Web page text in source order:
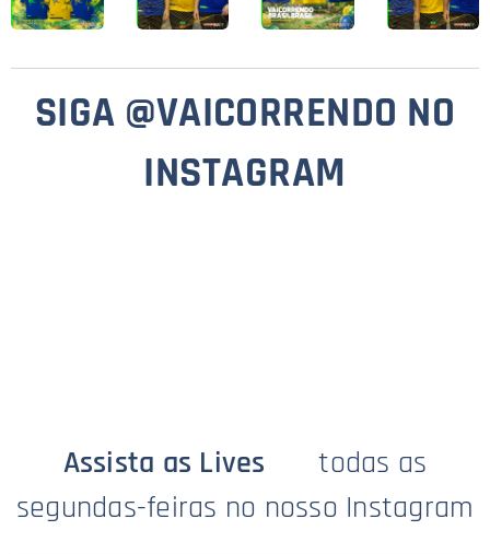
SIGA @VAICORRENDO NO
INSTAGRAM
Assista as Lives 📺
todas as
segundas-feiras no nosso Instagram